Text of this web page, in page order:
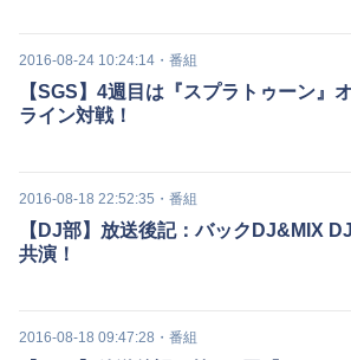
2016-08-24 10:24:14 ・ 番組
【SGS】4週目は『スプラトゥーン』
ライン対戦！
2016-08-18 22:52:35 ・ 番組
【DJ部】放送後記：バックDJ&MIX
共演！
2016-08-18 09:47:28 ・ 番組